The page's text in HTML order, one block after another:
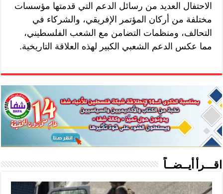
الاحتفال العديد من رسائل الدعم التي قدمتها مؤسسات
مختلفة من أركان المؤتمر الإفريقي، والشركاء في
التحالف، ومنظمات التضامن مع الشعب الفلسطيني،
مما عكس الدعم الشعبي الكبير لهذه العلاقة التاريخية.
اقـــرأ أيــضــاً